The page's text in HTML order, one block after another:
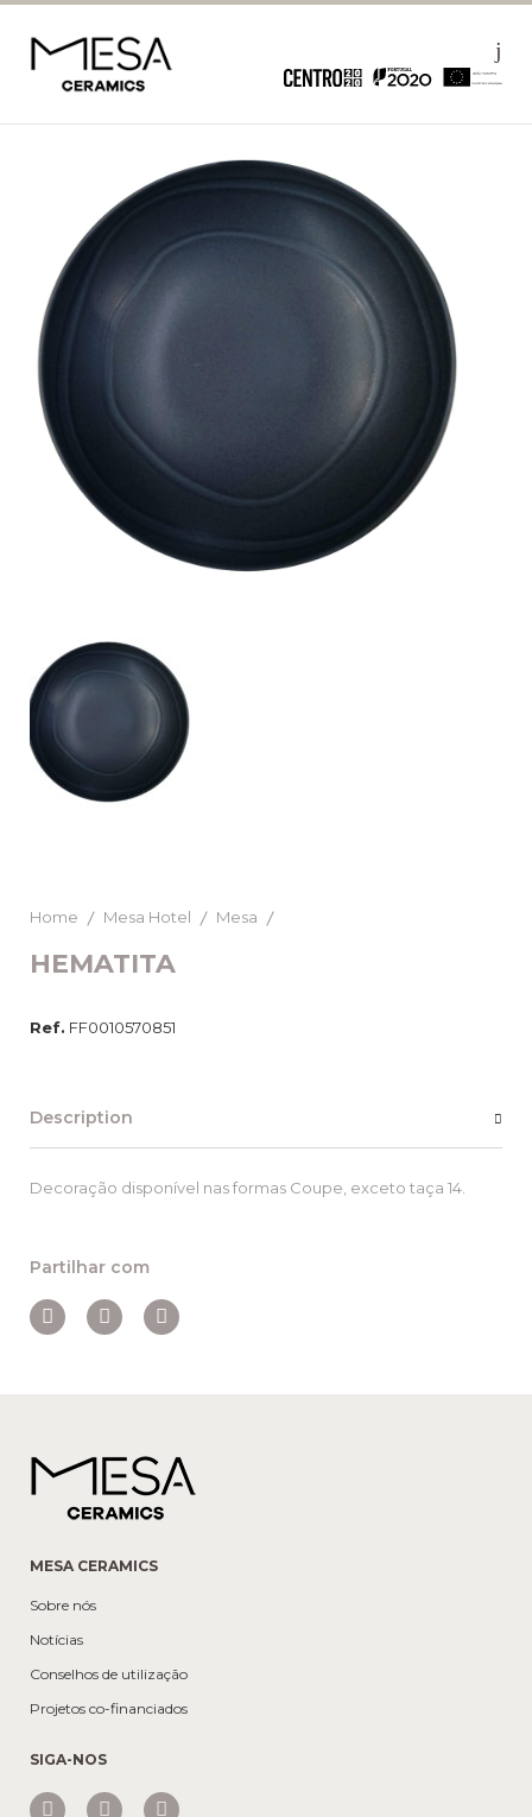
Home Mesa Hotel Mesa
HEMATITA
Ref. FF0010570851
Description
Decoração disponível nas formas Coupe, exceto taça 14.
Partilhar com
MESA CERAMICS
Sobre nós
Notícias
Conselhos de utilização
Projetos co-financiados
SIGA-NOS